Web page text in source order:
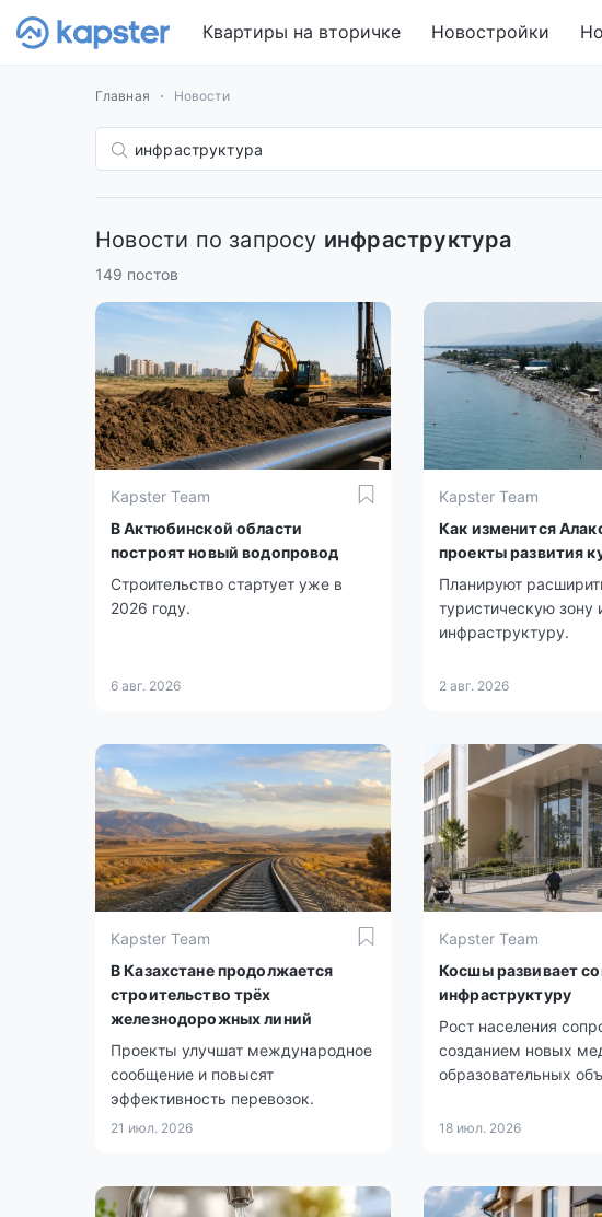
Квартиры на вторичке Новостройки
Главная Новости
Новости по запросу инфраструктура
149 постов
Kapster Team
В Актюбинской области
построят новый водопровод
Строительство стартует уже в
2026 году.
6 авг. 2026
Kapster Team
Как изменится
проекты развития
Планируют
туристическую зону
инфраструктуру.
2 авг. 2026
Kapster Team
В Казахстане продолжается
строительство трёх
железнодорожных линий
Проекты улучшат международное
сообщение и повысят
эффективность перевозок.
21 июл. 2026
Kapster Team
Косшы развивает
инфраструктуру
Рост населения
созданием новых
образовательных
18 июл. 2026